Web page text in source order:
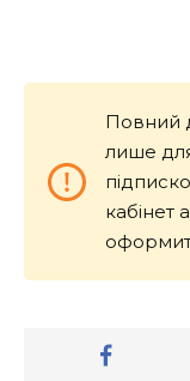
Повний
лише
кабінет